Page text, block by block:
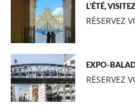
L’ÉTÉ,
RÉSERVEZ
EXPO-
RÉSERVEZ